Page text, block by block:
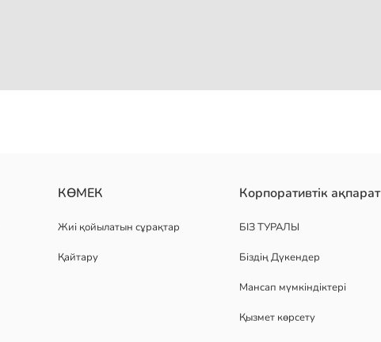
КӨМЕК
Жиі қойылатын сұрақтар
Қайтару
Корпоративтік ақпарат
БІЗ ТУРАЛЫ
Біздің Дүкендер
Мансап мүмкіндіктері
Қызмет көрсету